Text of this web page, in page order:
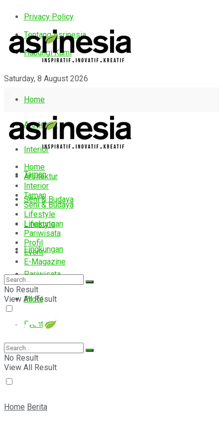
Privacy Policy
Tentang Asrinesia
Hubungi Kami
Saturday, 8 August 2026
Home
Arsitektur
Interior
Taman
Seni & Budaya
Lifestyle
Lingkungan
Pariwisata
Profil
Event
E-Magazine
Home
Arsitektur
Interior
Taman
Seni & Budaya
Lifestyle
Lingkungan
Pariwisata
Profil
Event
E-Magazine
No Result
View All Result
No Result
View All Result
Home Berita